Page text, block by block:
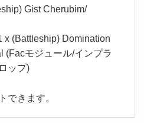
Gist Cherubim/
x (Battleship) Domination
(Facモジュール/インプラ
ップ)
できます。